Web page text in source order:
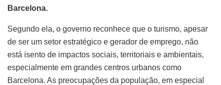
Barcelona.
Segundo ela, o governo reconhece que o turismo, apesar
de ser um setor estratégico e gerador de emprego, não
está isento de impactos sociais, territoriais e ambientais,
especialmente em grandes centros urbanos como
Barcelona. As preocupações da população, em especial